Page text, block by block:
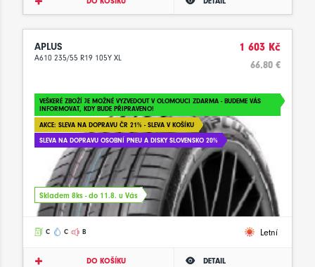
APLUS
A610 235/55 R19 105Y XL
1 603 Kč
66.80 €
VEŠKERÉ ZBOŽÍ JE MOŽNÉ VYZVEDOUT V OLOMOUCI ZDARMA - BUDEME VÁS
INFORMOVAT, KDY BUDE PŘIPRAVENO!
AKCE: SLEVA NA DOPRAVU ČR 21% - SLEVA V KOŠÍKU
SLEVA NA DOPRAVU OSOBNÍ PNEU A DISKY SLOVENSKO 20%
Skladem 8ks - do 11.8. u Vás
C C B Letní
DO KOŠÍKU DETAIL